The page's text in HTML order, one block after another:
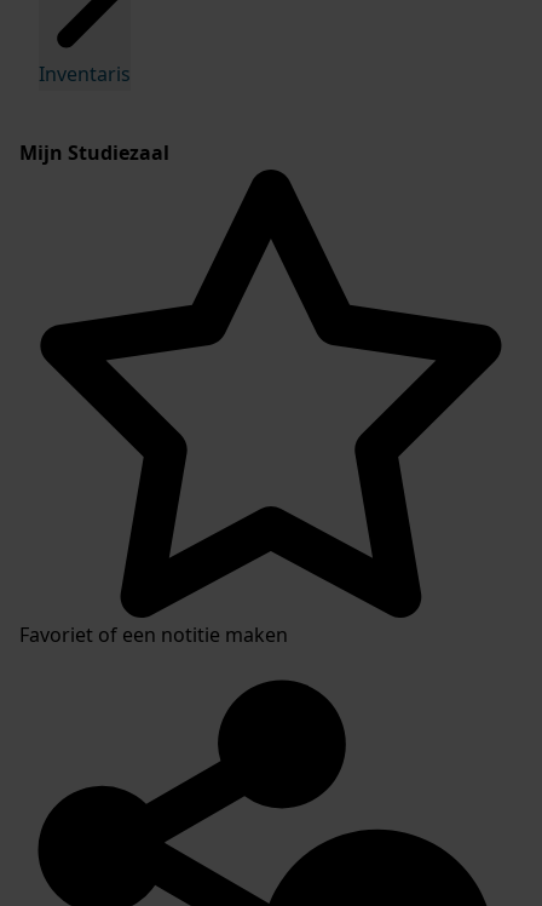
Inventaris
Mijn Studiezaal
Favoriet of een notitie maken